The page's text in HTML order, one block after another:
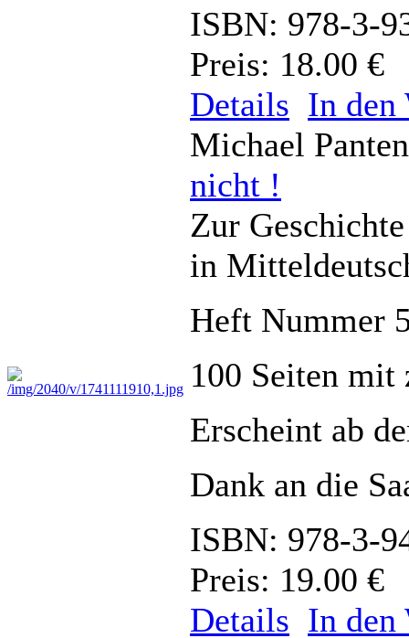
ISBN: 978-3-
Preis: 18.00 €
Details In den
Michael
nicht !
Zur
in
Heft Nummer
100 Seiten mit
Erscheint ab
Dank an die
ISBN: 978-3-
Preis: 19.00 €
Details In den